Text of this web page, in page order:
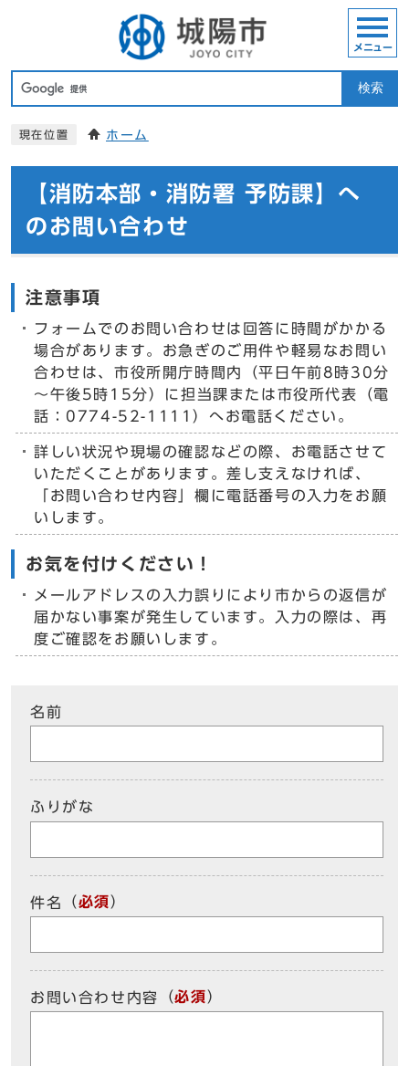
検索
メニュー
現在位置 ホーム
【消防本部・消防署 予防課】へ
のお問い合わせ
注意事項
フォームでのお問い合わせは回答に時間がかかる
場合があります。お急ぎのご用件や軽易なお問い
合わせは、市役所開庁時間内（平日午前8時30分
～午後5時15分）に担当課または市役所代表（電
話：0774-52-1111）へお電話ください。
詳しい状況や現場の確認などの際、お電話させて
いただくことがあります。差し支えなければ、
「お問い合わせ内容」欄に電話番号の入力をお願
いします。
お気を付けください！
メールアドレスの入力誤りにより市からの返信が
届かない事案が発生しています。入力の際は、再
度ご確認をお願いします。
名前
ふりがな
件名 （必須）
お問い合わせ内容 （必須）